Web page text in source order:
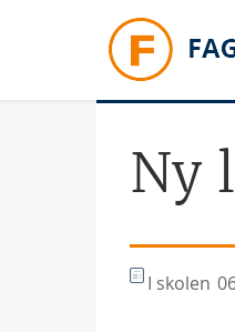
Ny
I skolen